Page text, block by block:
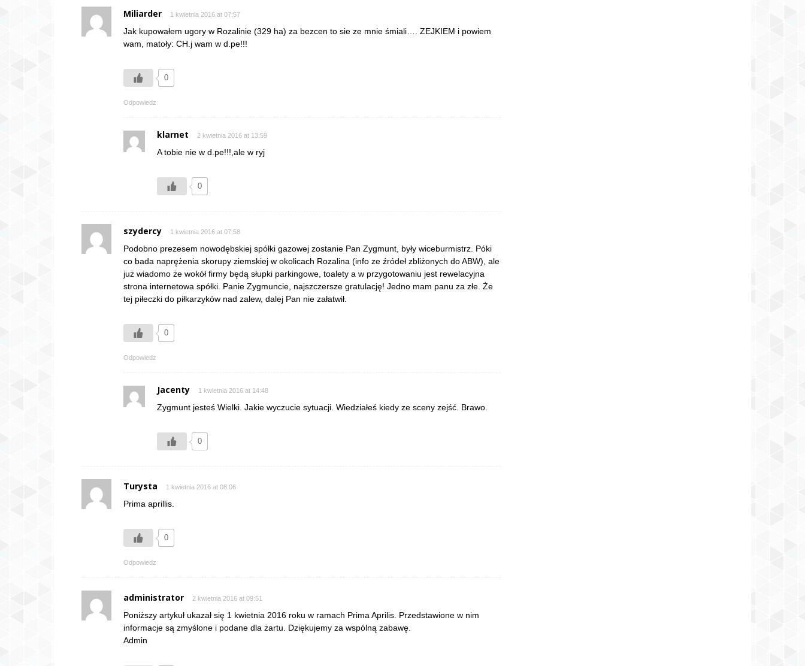
Miliarder 1 kwietnia 2016 at 07:57
Jak kupowałem ugory w Rozalinie (329 ha) za bezcen to sie ze mnie śmiali…. ZEJKIEM i powiem
wam, matoły: CH.j wam w d.pe!!!
0
Odpowiedz
klarnet 2 kwietnia 2016 at 13:59
A tobie nie w d.pe!!!,ale w ryj
0
szydercy 1 kwietnia 2016 at 07:58
Podobno prezesem nowodębskiej spółki gazowej zostanie Pan Zygmunt, były wiceburmistrz. Póki
co bada naprężenia skorupy ziemskiej w okolicach Rozalina (info ze źródeł zbliżonych do ABW), ale
już wiadomo że wokół firmy będą słupki parkingowe, toalety a w przygotowaniu jest rewelacyjna
strona internetowa spółki. Panie Zygmuncie, najszczersze gratulację! Jedno mam panu za złe. Że
tej piłeczki do piłkarzyków nad zalew, dalej Pan nie załatwił.
0
Odpowiedz
Jacenty 1 kwietnia 2016 at 14:48
Zygmunt jesteś Wielki. Jakie wyczucie sytuacji. Wiedziałeś kiedy ze sceny zejść. Brawo.
0
Turysta 1 kwietnia 2016 at 08:06
Prima aprillis.
0
Odpowiedz
administrator 2 kwietnia 2016 at 09:51
Poniższy artykuł ukazał się 1 kwietnia 2016 roku w ramach Prima Aprilis. Przedstawione w nim
informacje są zmyślone i podane dla żartu. Dziękujemy za wspólną zabawę.
Admin